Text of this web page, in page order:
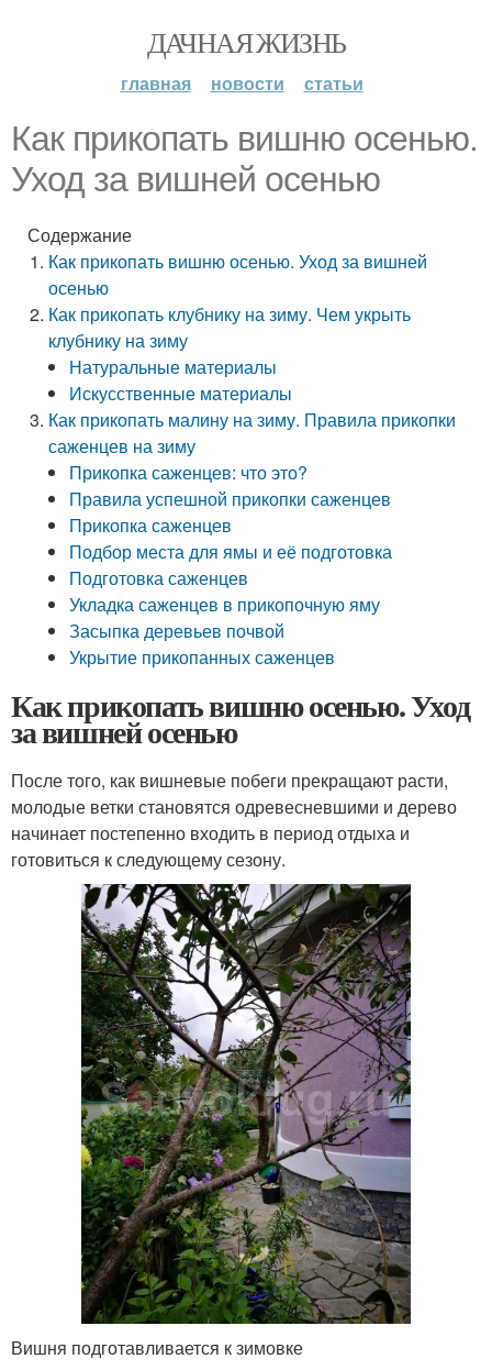
ДАЧНАЯ ЖИЗНЬ
главная новости статьи
Как прикопать вишню осенью.
Уход за вишней осенью
Содержание
Как прикопать вишню осенью. Уход за вишней
осенью
Как прикопать клубнику на зиму. Чем укрыть
клубнику на зиму
Натуральные материалы
Искусственные материалы
Как прикопать малину на зиму. Правила прикопки
саженцев на зиму
Прикопка саженцев: что это?
Правила успешной прикопки саженцев
Прикопка саженцев
Подбор места для ямы и её подготовка
Подготовка саженцев
Укладка саженцев в прикопочную яму
Засыпка деревьев почвой
Укрытие прикопанных саженцев
Как прикопать вишню осенью. Уход
за вишней осенью
После того, как вишневые побеги прекращают расти,
молодые ветки становятся одревесневшими и дерево
начинает постепенно входить в период отдыха и
готовиться к следующему сезону.
Вишня подготавливается к зимовке